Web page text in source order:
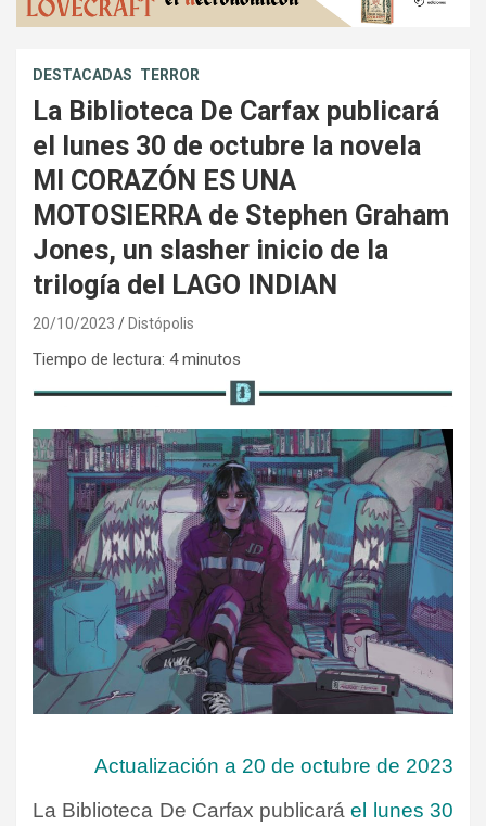
DESTACADAS TERROR
La Biblioteca De Carfax publicará
el lunes 30 de octubre la novela
MI CORAZÓN ES UNA
MOTOSIERRA de Stephen Graham
Jones, un slasher inicio de la
trilogía del LAGO INDIAN
20/10/2023 Distópolis
Tiempo de lectura: 4 minutos
Actualización a 20 de octubre de 2023
La Biblioteca De Carfax publicaráel lunes 30